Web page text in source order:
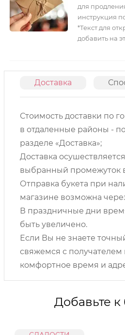
для
инструкция
*Текст для
добавить на
Доставка
Стоимость доставки по
в отдаленные районы -
разделе «Доставка»;
Доставка
выбранный промежуток
Отправка букета при
магазине возможна
В праздничные дни
быть увеличено.
Если Вы не знаете
свяжемся с получателем
комфортное время и
Добавьте к